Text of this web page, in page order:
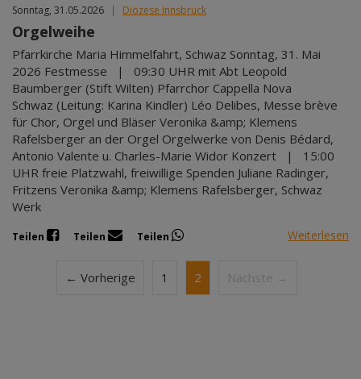
Sonntag, 31.05.2026 | Diözese Innsbruck
Orgelweihe
Pfarrkirche Maria Himmelfahrt, Schwaz Sonntag, 31. Mai
2026 Festmesse | 09:30 UHR mit Abt Leopold
Baumberger (Stift Wilten) Pfarrchor Cappella Nova
Schwaz (Leitung: Karina Kindler) Léo Delibes, Messe brève
für Chor, Orgel und Bläser Veronika &amp; Klemens
Rafelsberger an der Orgel Orgelwerke von Denis Bédard,
Antonio Valente u. Charles-Marie Widor Konzert | 15:00
UHR freie Platzwahl, freiwillige Spenden Juliane Radinger,
Fritzens Veronika &amp; Klemens Rafelsberger, Schwaz
Werk
Teilen Teilen Teilen Weiterlesen
← Vorherige 1 2 Nächste →